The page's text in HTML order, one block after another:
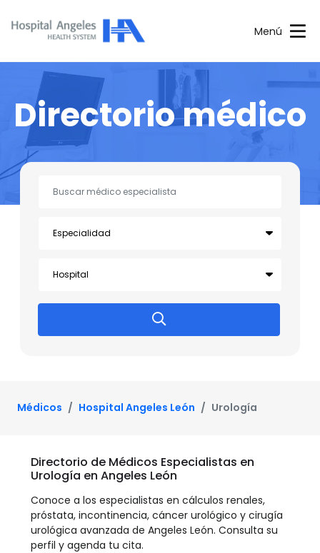
Menú
Directorio médico
Médicos Hospital Angeles León Urología
Directorio de Médicos Especialistas en
Urología en Angeles León
Conoce a los especialistas en cálculos renales,
próstata, incontinencia, cáncer urológico y cirugía
urológica avanzada de Angeles León. Consulta su
perfil y agenda tu cita.